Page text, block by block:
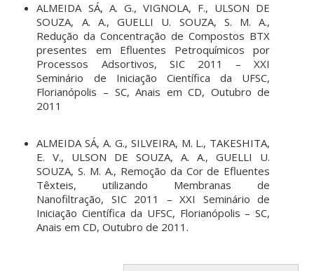
ALMEIDA SÁ, A. G., VIGNOLA, F., ULSON DE
SOUZA, A. A., GUELLI U. SOUZA, S. M. A.,
Redução da Concentração de Compostos BTX
presentes em Efluentes Petroquímicos por
Processos Adsortivos, SIC 2011 – XXI
Seminário de Iniciação Científica da UFSC,
Florianópolis – SC, Anais em CD, Outubro de
2011
ALMEIDA SÁ, A. G., SILVEIRA, M. L., TAKESHITA,
E. V., ULSON DE SOUZA, A. A., GUELLI U.
SOUZA, S. M. A., Remoção da Cor de Efluentes
Têxteis, utilizando Membranas de
Nanofiltração, SIC 2011 – XXI Seminário de
Iniciação Científica da UFSC, Florianópolis – SC,
Anais em CD, Outubro de 2011.